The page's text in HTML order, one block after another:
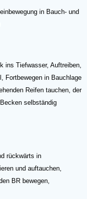
in Bauch- und
ins Tiefwasser, Auftreiben,
Fortbewegen in Bauchlage
Reifen tauchen, der
selbständig
rückwärts in
und auftauchen,
BR bewegen,